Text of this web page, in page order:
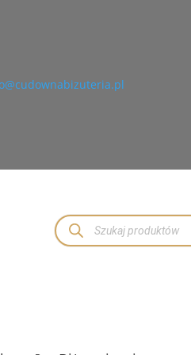
Wyszukiwarka
produktów